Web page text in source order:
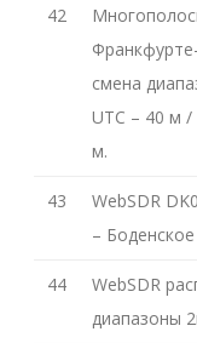
42
смена
UTC – 40 м
м.
43
WebSDR
–
44
WebSDR
диапазоны